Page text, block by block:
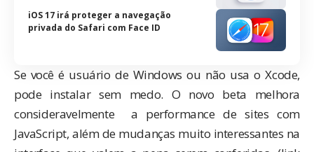
iOS 17 irá proteger a navegação
privada do Safari com Face ID
Se você é usuário de Windows ou não usa o Xcode,
pode instalar sem medo. O novo beta melhora
consideravelmente a performance de sites com
JavaScript, além de mudanças muito interessantes na